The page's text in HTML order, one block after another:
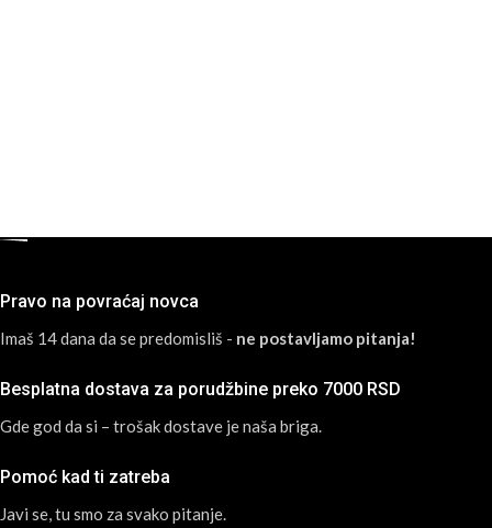
Pravo na povraćaj novca
Imaš 14 dana da se predomisliš - ne postavljamo pitanja!
Besplatna dostava za porudžbine preko 7000 RSD
Gde god da si – trošak dostave je naša briga.
Pomoć kad ti zatreba
Javi se, tu smo za svako pitanje.